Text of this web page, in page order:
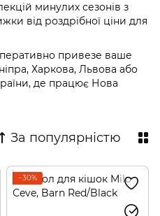
минулих сезонів з
від роздрібної ціни для
привезе ваше
Харкова, Львова або
де працює Нова
За популярністю
−30%